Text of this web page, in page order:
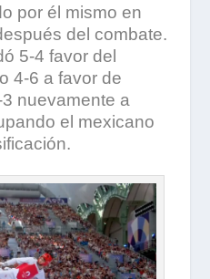
por él mismo en
del combate.
5-4 favor del
4-6 a favor de
nuevamente a
el mexicano